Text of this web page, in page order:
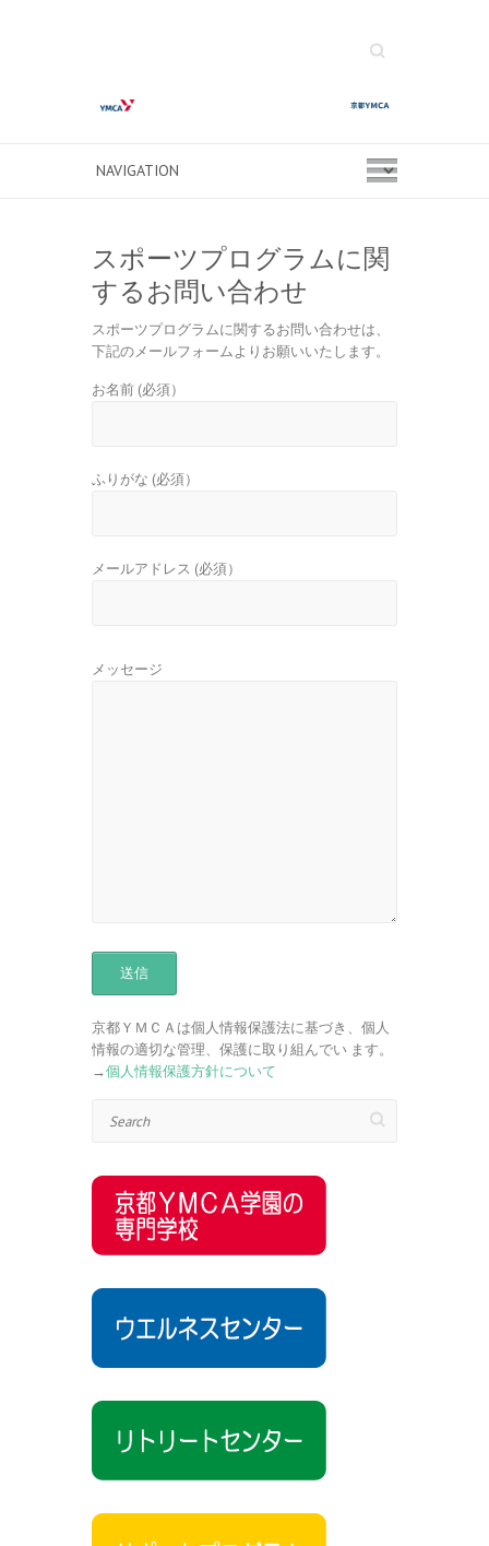
Search
スポーツプログラムに関
するお問い合わせ
スポーツプログラムに関するお問い合わせは、
下記のメールフォームよりお願いいたします。
お名前 (必須）
ふりがな (必須）
メールアドレス (必須）
メッセージ
京都ＹＭＣＡは個人情報保護法に基づき、個人
情報の適切な管理、保護に取り組んでい ます。
→個人情報保護方針について